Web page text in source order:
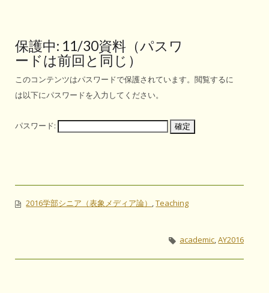
保護中: 11/30資料（パスワ
ードは前回と同じ）
このコンテンツはパスワードで保護されています。閲覧するに
は以下にパスワードを入力してください。
パスワード:
2016学部シニア（表象メディア論） ,Teaching
academic,AY2016